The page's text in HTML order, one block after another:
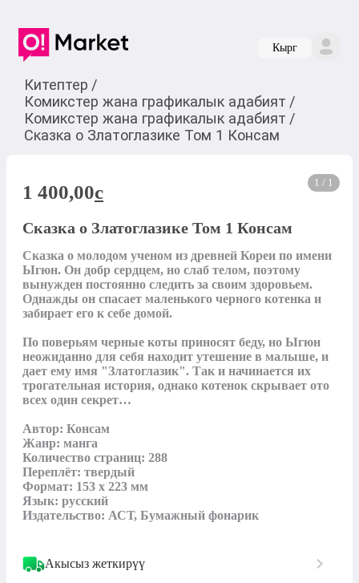
Кырг
Китептер /
Комикстер жана графикалык адабият /
Комикстер жана графикалык адабият /
Сказка о Златоглазике Том 1 Консам
1 / 1
1 400,00c
Сказка о Златоглазике Том 1 Консам
Сказка о молодом ученом из древней Кореи по имени
Ыгюн. Он добр сердцем, но слаб телом, поэтому
вынужден постоянно следить за своим здоровьем.
Однажды он спасает маленького черного котенка и
забирает его к себе домой.
По поверьям черные коты приносят беду, но Ыгюн
неожиданно для себя находит утешение в малыше, и
дает ему имя "Златоглазик". Так и начинается их
трогательная история, однако котенок скрывает ото
всех один секрет…
Автор: Консам
Жанр: манга
Количество страниц: 288
Переплёт: твердый
Формат: 153 х 223 мм
Язык: русский
Издательство: АСТ, Бумажный фонарик
Акысыз жеткирүү